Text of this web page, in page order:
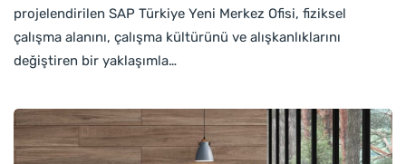
projelendirilen SAP Türkiye Yeni Merkez Ofisi, fiziksel
çalışma alanını, çalışma kültürünü ve alışkanlıklarını
değiştiren bir yaklaşımla…